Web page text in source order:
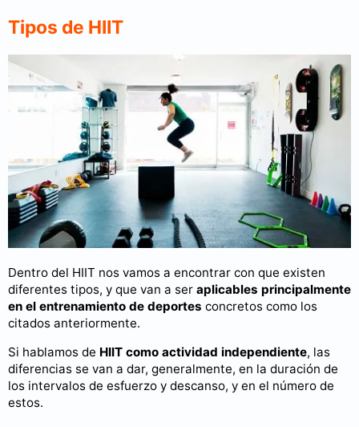
Tipos de HIIT
Dentro del HIIT nos vamos a encontrar con que existen
diferentes tipos, y que van a ser aplicables principalmente
en el entrenamiento de deportes concretos como los
citados anteriormente.
Si hablamos de HIIT como actividad independiente, las
diferencias se van a dar, generalmente, en la duración de
los intervalos de esfuerzo y descanso, y en el número de
estos.